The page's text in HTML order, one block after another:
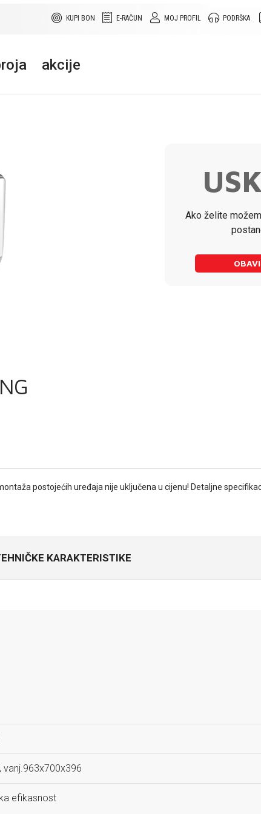
PODRŠKA
MOJ PROFIL
E-RAČUN
KUPI BON
akcije
Ako želite
postojećih uređaja nije uključena u cijenu! Detaljne
KARAKTERISTIKE
vanj.963x700x396
efikasnost